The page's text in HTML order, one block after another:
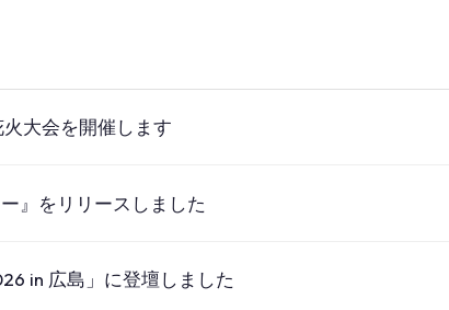
大会を開催します
』をリリースしました
in 広島」に登壇しました